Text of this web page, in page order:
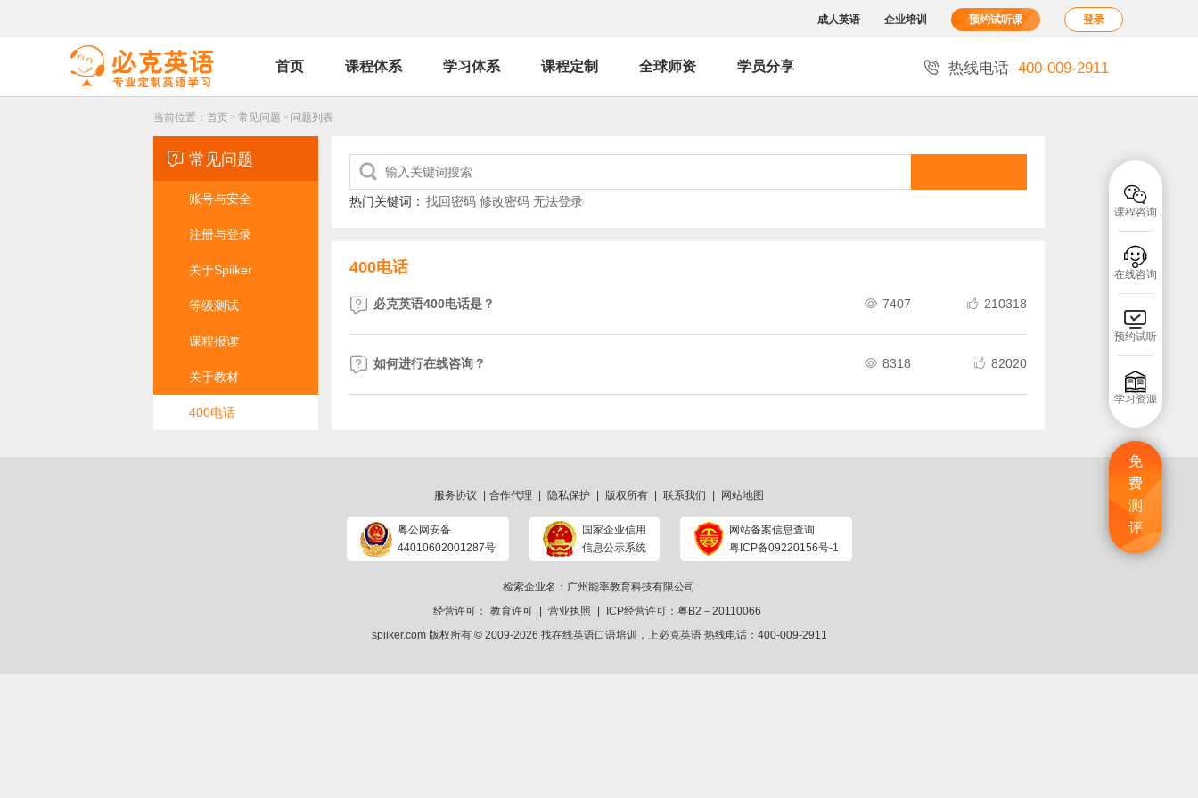
成人英语 企业培训 预约试听课 登录
首页 课程体系 学习体系 课程定制 全球师资 学员分享  热线电话 400-009-2911

课程咨询

在线咨询

预约试听

学习资源
免
费
测
评
当前位置： 首页 > 常见问题 > 问题列表
 常见问题
账号与安全
注册与登录
关于Spiiker
等级测试
课程报读
关于教材
400电话

热门关键词： 找回密码 修改密码 无法登录
400电话
 必克英语400电话是？  7407  210318
 如何进行在线咨询？  8318  82020
服务协议 合作代理 隐私保护 版权所有 联系我们 网站地图
粤公网安备
44010602001287号
国家企业信用
信息公示系统
网站备案信息查询
粤ICP备09220156号-1
检索企业名：广州能率教育科技有限公司
经营许可：
教育许可 营业执照
ICP经营许可：粤B2－20110066
spiiker.com 版权所有 © 2009-2026 找在线英语口语培训 ，上必克英语热线电话：400-009-2911